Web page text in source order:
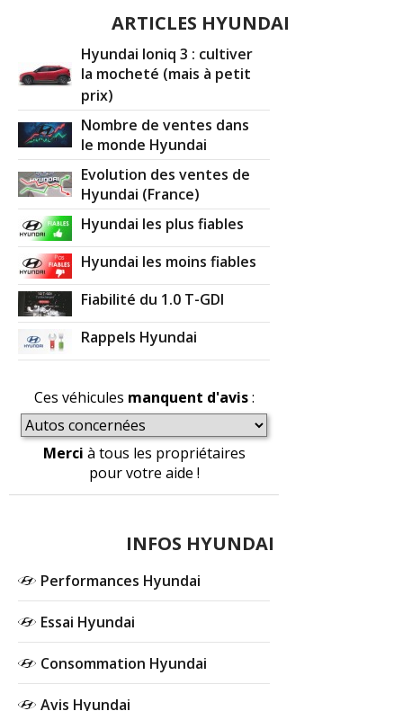
ARTICLES HYUNDAI
Hyundai Ioniq 3 : cultiver
la mocheté (mais à petit
prix)
Nombre de ventes dans
le monde Hyundai
Evolution des ventes de
Hyundai (France)
Hyundai les plus fiables
Hyundai les moins fiables
Fiabilité du 1.0 T-GDI
Rappels Hyundai
Ces véhicules manquent d'avis:
Merci à tous les propriétaires
pour votre aide !
INFOS HYUNDAI
Performances Hyundai
Essai Hyundai
Consommation Hyundai
Avis Hyundai